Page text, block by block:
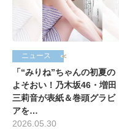
ニュース
「“みりね”ちゃんの初夏の
よそおい！乃木坂46・増田
三莉音が表紙＆巻頭グラビ
アを…
2026.05.30